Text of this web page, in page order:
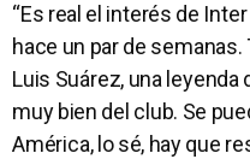
“Es real el interés de
hace un par de
Luis Suárez, una
muy bien del club. Se
América, lo sé, hay que